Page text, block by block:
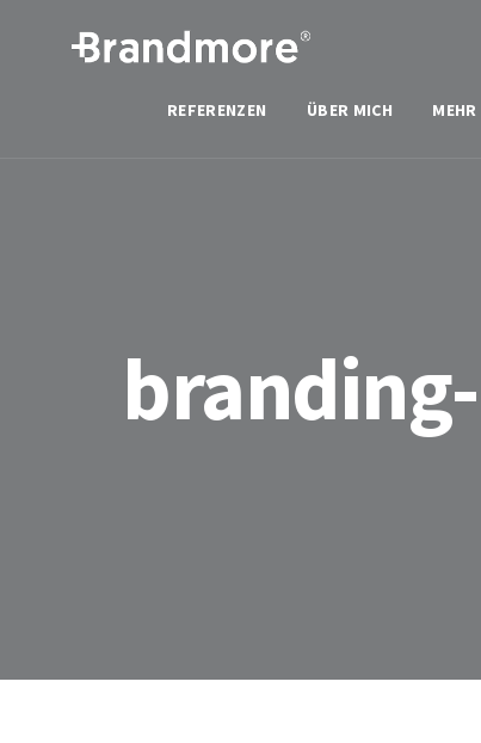
REFERENZEN ÜBER MICH